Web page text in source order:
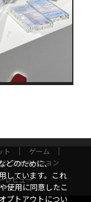
ト
ゲーム
ンフォメーション
レビュー
どのために、
しています。これ
使用に同意したこ
プトアウトについ